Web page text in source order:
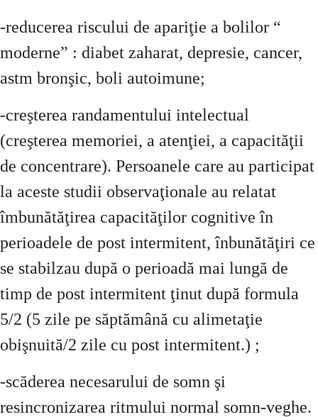
-reducerea riscului de apariţie a bolilor “
moderne” : diabet zaharat, depresie, cancer,
astm bronşic, boli autoimune;
-creşterea randamentului intelectual
(creşterea memoriei, a atenţiei, a capacităţii
de concentrare). Persoanele care au participat
la aceste studii observaţionale au relatat
îmbunătăţirea capacităţilor cognitive în
perioadele de post intermitent, înbunătăţiri ce
se stabilzau după o perioadă mai lungă de
timp de post intermitent ţinut după formula
5/2 (5 zile pe săptămână cu alimetaţie
obişnuită/2 zile cu post intermitent.) ;
-scăderea necesarului de somn şi
resincronizarea ritmului normal somn-veghe.